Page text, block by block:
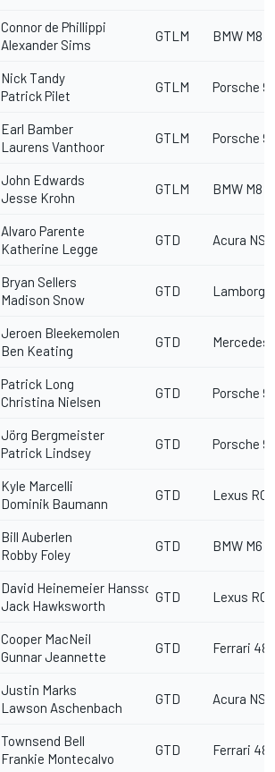
Connor de Phillippi
Alexander Sims
GTLM BMW M8
Nick Tandy
Patrick Pilet
GTLM Porsche
Earl Bamber
Laurens Vanthoor
GTLM Porsche
John Edwards
Jesse Krohn
GTLM BMW M8
Alvaro Parente
Katherine Legge
GTD Acura
Bryan Sellers
Madison Snow
GTD
Jeroen Bleekemolen
Ben Keating
GTD
Patrick Long
Christina Nielsen
GTD Porsche
Jörg Bergmeister
Patrick Lindsey
GTD Porsche
Kyle Marcelli
Dominik Baumann
GTD Lexus RC
Bill Auberlen
Robby Foley
GTD BMW M6
David Heinemeier Hansson
Jack Hawksworth
GTD Lexus RC
Cooper MacNeil
Gunnar Jeannette
GTD Ferrari
Justin Marks
Lawson Aschenbach
GTD Acura
Townsend Bell
Frankie Montecalvo
GTD Ferrari